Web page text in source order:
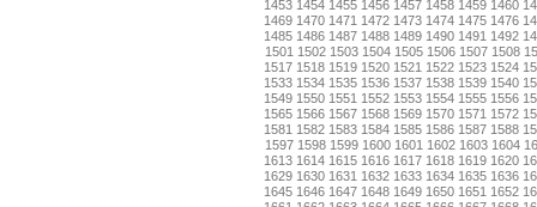
1453 1454 1455 1456 1457 1458 1459 1460
1469 1470 1471 1472 1473 1474 1475 1476
1485 1486 1487 1488 1489 1490 1491 1492
1501 1502 1503 1504 1505 1506 1507 1508
1517 1518 1519 1520 1521 1522 1523 1524
1533 1534 1535 1536 1537 1538 1539 1540
1549 1550 1551 1552 1553 1554 1555 1556
1565 1566 1567 1568 1569 1570 1571 1572
1581 1582 1583 1584 1585 1586 1587 1588
1597 1598 1599 1600 1601 1602 1603 1604
1613 1614 1615 1616 1617 1618 1619 1620
1629 1630 1631 1632 1633 1634 1635 1636
1645 1646 1647 1648 1649 1650 1651 1652